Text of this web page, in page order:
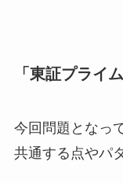
「東証プライ
今回問題となっ
共通する点やパ